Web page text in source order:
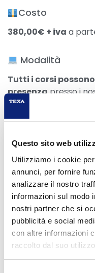
Questo sito web
Utilizziamo i cookie
annunci, per fornire
analizzare il nostro
informazioni sul modo
nostri partner che si
pubblicità e social
con altre informazioni
raccolto dal suo
Costo
380,00€ + iva a
Modalità
Tutti i corsi
presenza presso i
online in diretta
.
domande,
simulate online.
Scegli l’edizione più
ATTENZIONE: per i
corso è necessario
funzionante così da
partecipanti e
Posti limitati